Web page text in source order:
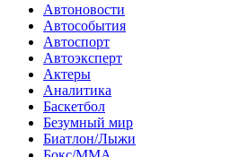
Автоновости
Автособытия
Автоспорт
Автоэксперт
Актеры
Аналитика
Баскетбол
Безумный мир
Биатлон/Лыжи